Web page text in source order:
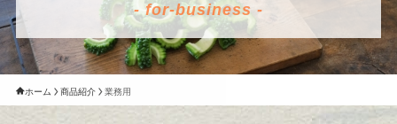
- for-business -
ホーム 商品紹介 業務用